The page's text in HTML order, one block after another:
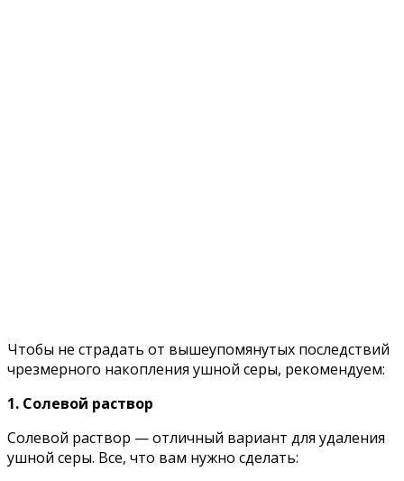
Чтобы не страдать от вышеупомянутых последствий
чрезмерного накопления ушной серы, рекомендуем:
1. Солевой раствор
Солевой раствор — отличный вариант для удаления
ушной серы. Все, что вам нужно сделать: